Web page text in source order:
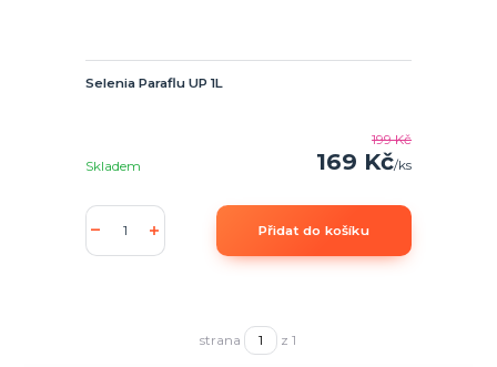
Selenia Paraflu UP 1L
199 Kč
169 Kč/ks
Skladem
Přidat do košíku
strana z 1